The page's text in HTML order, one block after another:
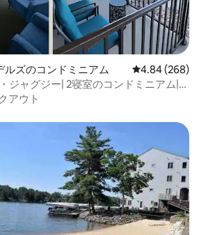
ルズのコンドミニアム レビュー268
4.84 (268)
ジャグジー| 2寝室のコンドミニアム|ウ
ウンタウン
アウト